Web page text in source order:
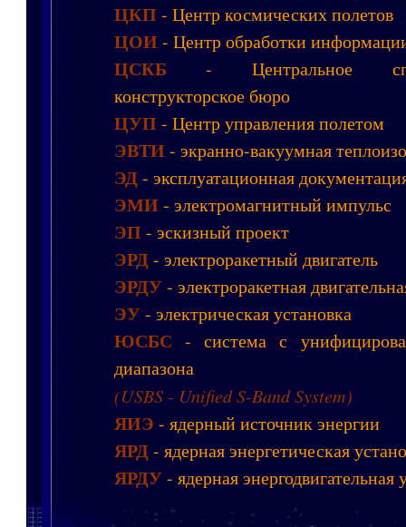
ЦКП - Центр космических полетов
ЦОИ- Центр обработки
ЦСКБ- Центральное
конструкторское бюро
ЦУП - Центр управления полетом
ЭВТИ- экранно-вакуумная
ЭД- эксплуатационная
ЭМИ- электромагнитный импульс
ЭП - эскизный проект
ЭРД- электроракетный двигатель
ЭРДУ- электроракетная
ЭУ- электрическая установка
ЮСБС - система с
диапазона
(USBS - Unified S-Band System)
ЯИЭ - ядерный источник энергии
ЯРД- ядерная энергетическая
ЯРДУ- ядерная энергодвигательная